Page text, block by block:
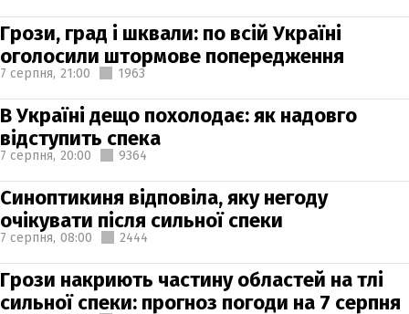
Грози, град і шквали: по всій Україні
оголосили штормове попередження
7 серпня, 21:00 1963
В Україні дещо похолодає: як надовго
відступить спека
7 серпня, 20:00 9364
Синоптикиня відповіла, яку негоду
очікувати після сильної спеки
7 серпня, 08:00 2444
Грози накриють частину областей на тлі
сильної спеки: прогноз погоди на 7 серпня